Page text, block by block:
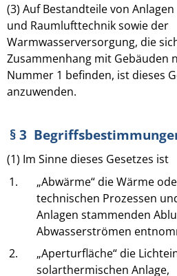
(3) Auf Bestandteile von
und Raumlufttechnik sowie der
Warmwasserversorgung, die
Zusammenhang mit Gebäuden
Nummer 1 befinden, ist dieses
anzuwenden.
§ 3
(1) Im Sinne dieses Gesetzes ist
1.
„Abwärme“ die Wärme
technischen Prozessen
Anlagen stammenden
Abwasserströmen
2.
„Aperturfläche“ die
solarthermischen Anlage,